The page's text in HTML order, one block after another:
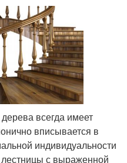
всегда имеет
вписывается в
индивидуальности
с выраженной